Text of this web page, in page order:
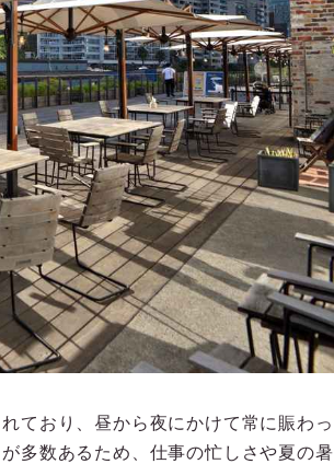
ており、昼から夜にかけて常に賑わっ
多数あるため、仕事の忙しさや夏の暑